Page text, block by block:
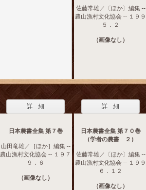
佐藤常雄／〔ほか〕編集 --
農山漁村文化協会 -- １９９
５．２
（画像なし）
詳 細
日本農書全集 第７巻
山田竜雄／［ほか］編集 --
農山漁村文化協会 -- １９７
９．６
（画像なし）
詳 細
日本農書全集 第７０巻
（学者の農書 ２）
佐藤常雄／〔ほか〕編集 --
農山漁村文化協会 -- １９９
６．１２
（画像なし）